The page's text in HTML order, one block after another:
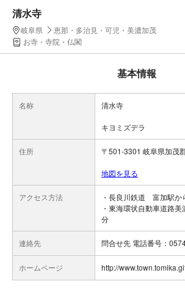
清水寺
岐阜県
恵那・多治見・可児・美濃加茂
お寺・寺院・仏閣
基本情報
名称 清水寺
キヨミズデラ
住所 〒501-3301 岐阜県加茂
地図を見る
アクセス方法
・長良川鉄道 富加駅か
・東海環状自動車道路
分
連絡先 問合せ先 電話番号：
ホームページ http://